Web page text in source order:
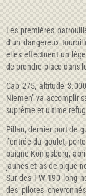
Les premières
d’un dangereux
elles effectuent un
de prendre place dans
Cap 275, altitude
Niemen" va accomplir
suprême et ultime
Pillau, dernier port de
l’entrée du goulet,
baigne Königsberg,
jaunes et as de pique
Sur des FW 190 long
des pilotes